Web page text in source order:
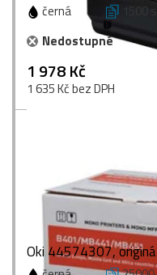
černá 1500
Nedostupné
1 978 Kč
1 635 Kč bez DPH
Oki 44574307,